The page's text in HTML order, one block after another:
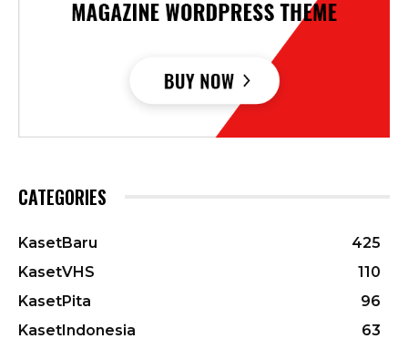
CATEGORIES
KasetBaru
425
KasetVHS
110
KasetPita
96
KasetIndonesia
63